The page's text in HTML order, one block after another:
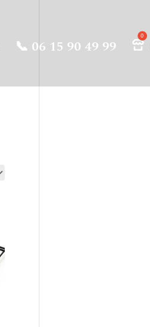
📞 06 15 90 49 99